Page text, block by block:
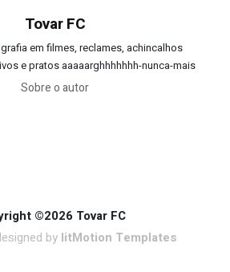
Tovar FC
em filmes, reclames, achincalhos
e pratos aaaaarghhhhhhh-nunca-mais
Sobre o autor
©2026 Tovar FC
by litMotion Templates